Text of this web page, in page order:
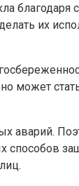
их
может
аварий.